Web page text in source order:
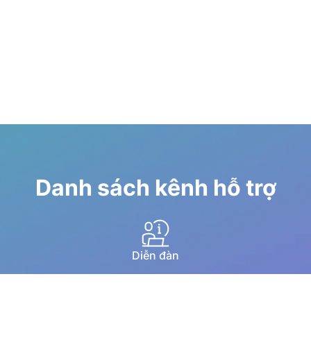
Danh sách kênh hỗ trợ
Diễn đàn